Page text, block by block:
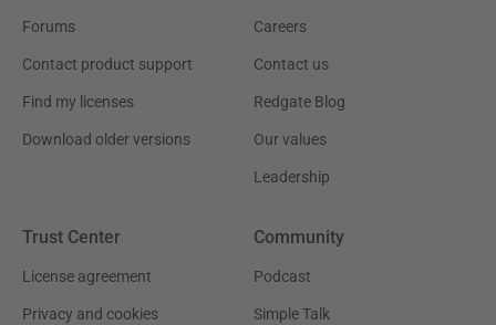
Forums
Contact product support
Find my licenses
Download older versions
Careers
Contact us
Redgate Blog
Our values
Leadership
Trust Center
License agreement
Privacy and cookies
Community
Podcast
Simple Talk